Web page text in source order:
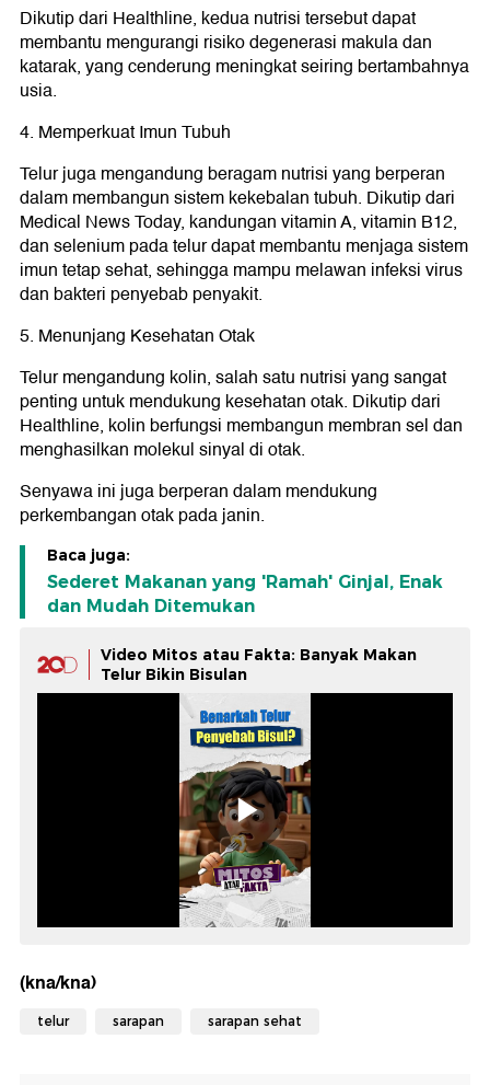
Dikutip dari Healthline, kedua nutrisi tersebut dapat
membantu mengurangi risiko degenerasi makula dan
katarak, yang cenderung meningkat seiring bertambahnya
usia.
4. Memperkuat Imun Tubuh
Telur juga mengandung beragam nutrisi yang berperan
dalam membangun sistem kekebalan tubuh. Dikutip dari
Medical News Today, kandungan vitamin A, vitamin B12,
dan selenium pada telur dapat membantu menjaga sistem
imun tetap sehat, sehingga mampu melawan infeksi virus
dan bakteri penyebab penyakit.
5. Menunjang Kesehatan Otak
Telur mengandung kolin, salah satu nutrisi yang sangat
penting untuk mendukung kesehatan otak. Dikutip dari
Healthline, kolin berfungsi membangun membran sel dan
menghasilkan molekul sinyal di otak.
Senyawa ini juga berperan dalam mendukung
perkembangan otak pada janin.
Baca juga:
Sederet Makanan yang 'Ramah' Ginjal, Enak
dan Mudah Ditemukan
Video Mitos atau Fakta: Banyak Makan
Telur Bikin Bisulan
(kna/kna)
telur sarapan sarapan sehat